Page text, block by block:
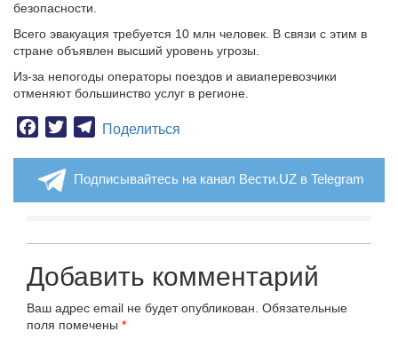
безопасности.
Всего эвакуация требуется 10 млн человек. В связи с этим в
стране объявлен высший уровень угрозы.
Из-за непогоды операторы поездов и авиаперевозчики
отменяют большинство услуг в регионе.
Facebook
TwitterTelegram
Поделиться
Подписывайтесь на канал Вести.UZ в Telegram
Добавить комментарий
Ваш адрес email не будет опубликован. Обязательные
поля помечены *